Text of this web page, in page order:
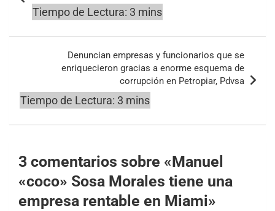
entradas
Denuncian empresas y funcionarios que se
enriquecieron gracias a enorme esquema de
corrupción en Petropiar, Pdvsa
3 comentarios sobre «Manuel
«coco» Sosa Morales tiene una
empresa rentable en Miami»